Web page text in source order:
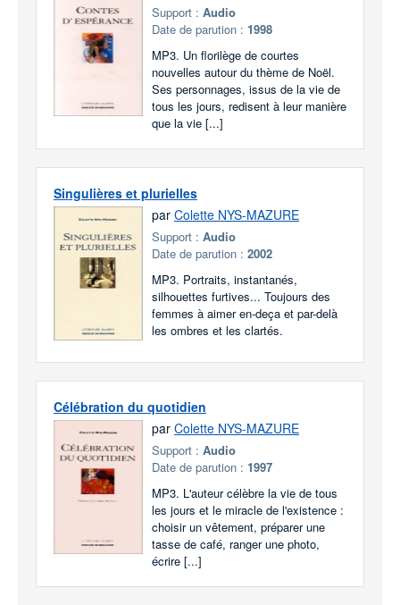
Support : Audio
Date de parution : 1998
MP3. Un florilège de courtes
nouvelles autour du thème de Noël.
Ses personnages, issus de la vie de
tous les jours, redisent à leur manière
que la vie [...]
Singulières et plurielles
par Colette NYS-MAZURE
Support : Audio
Date de parution : 2002
MP3. Portraits, instantanés,
silhouettes furtives... Toujours des
femmes à aimer en-deça et par-delà
les ombres et les clartés.
Célébration du quotidien
par Colette NYS-MAZURE
Support : Audio
Date de parution : 1997
MP3. L'auteur célèbre la vie de tous
les jours et le miracle de l'existence :
choisir un vêtement, préparer une
tasse de café, ranger une photo,
écrire [...]